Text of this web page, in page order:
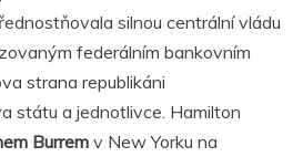
silnou centrální vládu
federálním bankovním
strana republikáni
státu a jednotlivce. Hamilton
Burrem v New Yorku na